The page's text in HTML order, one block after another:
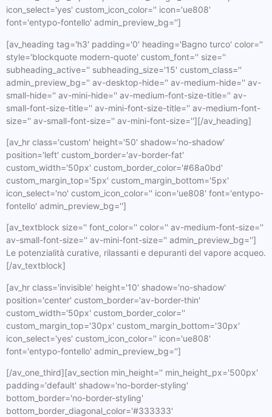
icon_select='yes' custom_icon_color='' icon='ue808'
font='entypo-fontello' admin_preview_bg='']
[av_heading tag='h3' padding='0' heading='Bagno turco' color=''
style='blockquote modern-quote' custom_font='' size=''
subheading_active='' subheading_size='15' custom_class=''
admin_preview_bg='' av-desktop-hide='' av-medium-hide='' av-
small-hide='' av-mini-hide='' av-medium-font-size-title='' av-
small-font-size-title='' av-mini-font-size-title='' av-medium-font-
size='' av-small-font-size='' av-mini-font-size=''][/av_heading]
[av_hr class='custom' height='50' shadow='no-shadow'
position='left' custom_border='av-border-fat'
custom_width='50px' custom_border_color='#68a0bd'
custom_margin_top='5px' custom_margin_bottom='5px'
icon_select='no' custom_icon_color='' icon='ue808' font='entypo-
fontello' admin_preview_bg='']
[av_textblock size='' font_color='' color='' av-medium-font-size=''
av-small-font-size='' av-mini-font-size='' admin_preview_bg='']
Le potenzialità curative, rilassanti e depuranti del vapore acqueo.
[/av_textblock]
[av_hr class='invisible' height='10' shadow='no-shadow'
position='center' custom_border='av-border-thin'
custom_width='50px' custom_border_color=''
custom_margin_top='30px' custom_margin_bottom='30px'
icon_select='yes' custom_icon_color='' icon='ue808'
font='entypo-fontello' admin_preview_bg='']
[/av_one_third][av_section min_height='' min_height_px='500px'
padding='default' shadow='no-border-styling'
bottom_border='no-border-styling'
bottom_border_diagonal_color='#333333'